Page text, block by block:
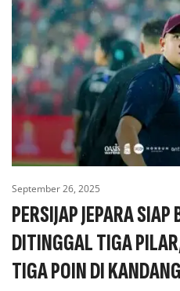
September 26, 2025
PERSIJAP JEPARA
DITINGGAL TIGA
TIGA POIN DI